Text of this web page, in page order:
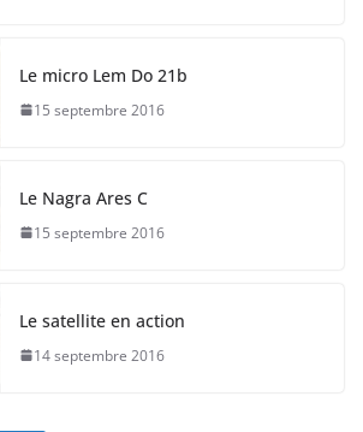
Le micro Lem Do 21b
15 septembre 2016
Le Nagra Ares C
15 septembre 2016
Le satellite en action
14 septembre 2016